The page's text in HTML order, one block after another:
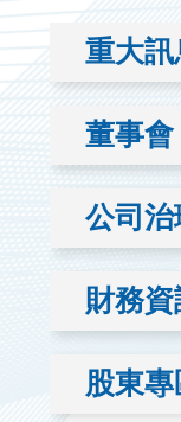
重大訊
董事會
公司治
財務資
股東專